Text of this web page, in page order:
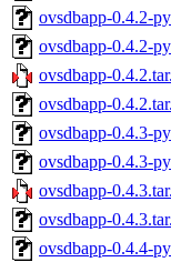
ovsdbapp-0.4.2-
ovsdbapp-0.4.2-
ovsdbapp-
ovsdbapp-
ovsdbapp-0.4.3-
ovsdbapp-0.4.3-
ovsdbapp-
ovsdbapp-
ovsdbapp-0.4.4-